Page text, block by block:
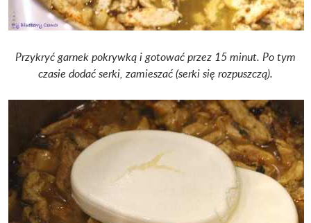
Przykryć garnek pokrywką i gotować przez 15 minut. Po tym
czasie dodać serki, zamieszać (serki się rozpuszczą).